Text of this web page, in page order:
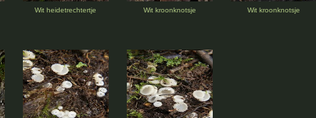
Wit heidetrechtertje Wit kroonknotsje Wit kroonknotsje